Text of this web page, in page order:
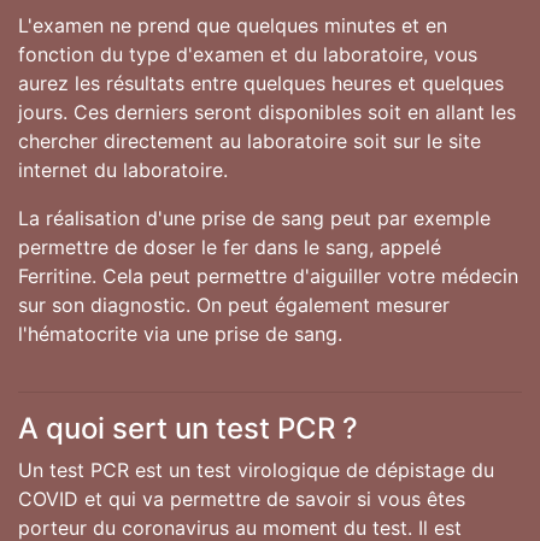
L'examen ne prend que quelques minutes et en
fonction du type d'examen et du laboratoire, vous
aurez les résultats entre quelques heures et quelques
jours. Ces derniers seront disponibles soit en allant les
chercher directement au laboratoire soit sur le site
internet du laboratoire.
La réalisation d'une prise de sang peut par exemple
permettre de doser le fer dans le sang, appelé
Ferritine. Cela peut permettre d'aiguiller votre médecin
sur son diagnostic. On peut également mesurer
l'hématocrite via une prise de sang.
A quoi sert un test PCR ?
Un test PCR est un test virologique de dépistage du
COVID et qui va permettre de savoir si vous êtes
porteur du coronavirus au moment du test. Il est